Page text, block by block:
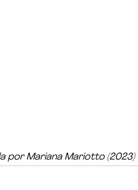
por Mariana Mariotto (2023)